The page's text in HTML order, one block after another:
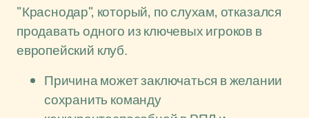
"Краснодар", который, по слухам, отказался
продавать одного из ключевых игроков в
европейский клуб.
Причина может заключаться в желании
сохранить команду